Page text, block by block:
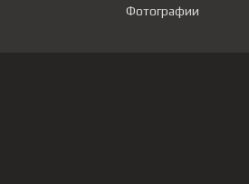
Фотографии